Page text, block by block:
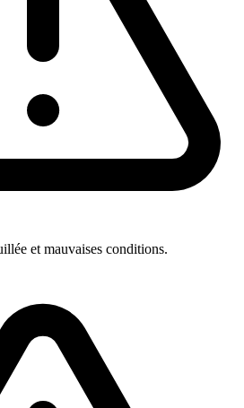
et mauvaises conditions.